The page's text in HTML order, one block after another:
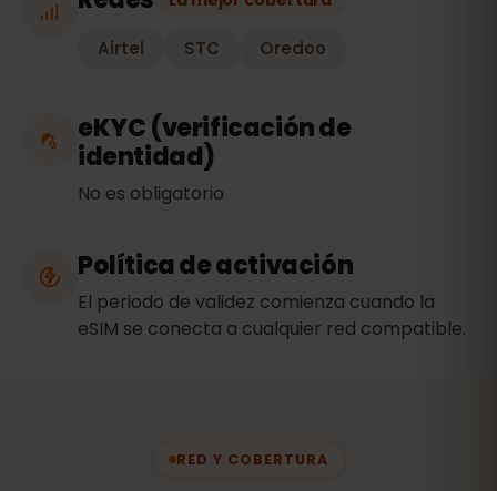
Airtel STC Oredoo
eKYC (verificación de
identidad)
No es obligatorio
Política de activación
El periodo de validez comienza cuando la
eSIM se conecta a cualquier red compatible.
RED Y COBERTURA